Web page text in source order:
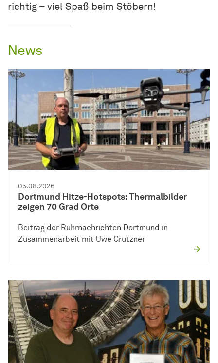
richtig – viel Spaß beim Stöbern!
News
05.08.2026
Dortmund Hitze-Hotspots: Thermalbilder
zeigen 70 Grad Orte
Beitrag der Ruhrnachrichten Dortmund in
Zusammenarbeit mit Uwe Grützner